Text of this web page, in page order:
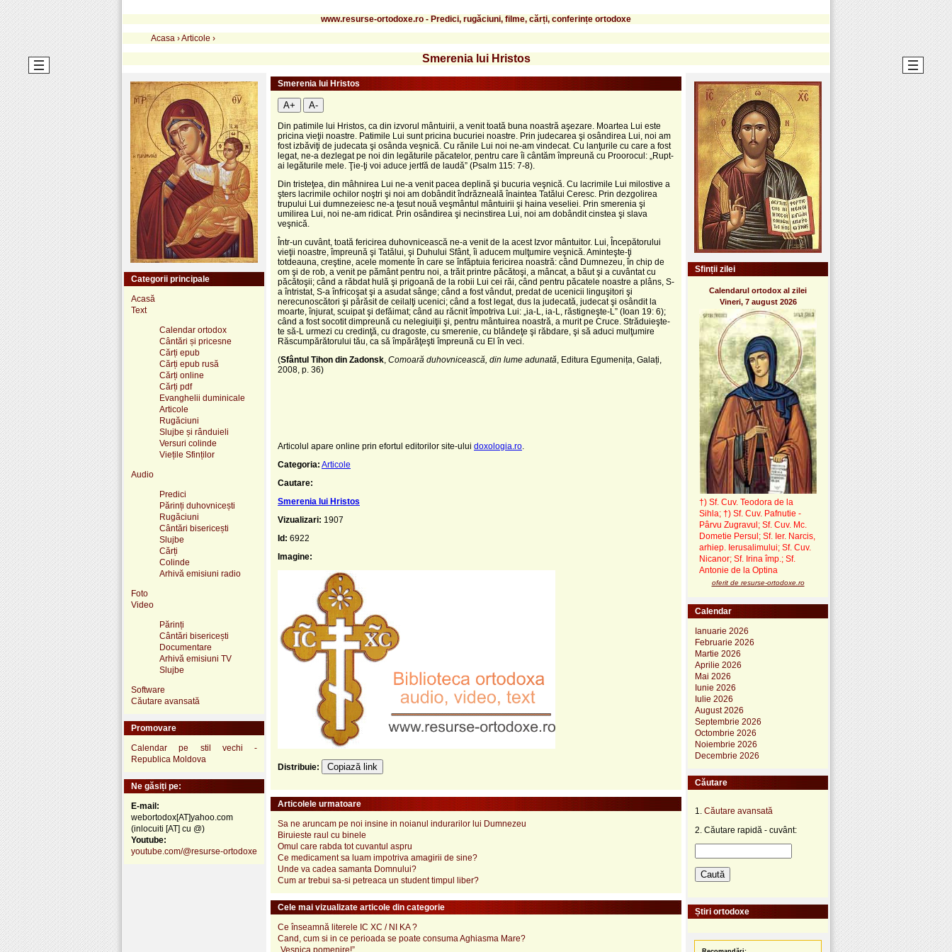
www.resurse-ortodoxe.ro - Predici, rugăciuni, filme, cărți, conferințe ortodoxe
Acasa ›Articole ›
Smerenia lui Hristos
Smerenia lui Hristos
A+ A-
Din patimile lui Hristos, ca din izvorul mântuirii, a venit toată buna noastră aşezare. Moartea Lui este
pricina vieţii noastre. Patimile Lui sunt pricina bucuriei noastre. Prin judecarea şi osândirea Lui, noi am
fost izbăviţi de judecata şi osânda veşnică. Cu rănile Lui noi ne-am vindecat. Cu lanţurile cu care a fost
legat, ne-a dezlegat pe noi din legăturile păcatelor, pentru care îi cântăm împreună cu Proorocul: „Rupt-
ai legăturile mele. Ţie-ţi voi aduce jertfă de laudă” (Psalm 115: 7-8).
Din tristeţea, din mâhnirea Lui ne-a venit pacea deplină şi bucuria veşnică. Cu lacrimile Lui milostive a
şters lacrimile ochilor noştri şi noi am dobândit îndrăzneală înaintea Tatălui Ceresc. Prin dezgolirea
trupului Lui dumnezeiesc ne-a ţesut nouă veşmântul mântuirii şi haina veseliei. Prin smerenia şi
umilirea Lui, noi ne-am ridicat. Prin osândirea şi necinstirea Lui, noi am dobândit cinstea şi slava
veşnică.
Într-un cuvânt, toată fericirea duhovnicească ne-a venit de la acest Izvor mântuitor. Lui, Începătorului
vieţii noastre, împreună şi Tatălui, şi Duhului Sfânt, îi aducem mulţumire veşnică. Aminteşte-ţi
totdeauna, creştine, acele momente în care se înfăptuia fericirea noastră: când Dumnezeu, în chip de
om şi de rob, a venit pe pământ pentru noi, a trăit printre păcătoşi, a mâncat, a băut şi a cuvântat cu
păcătoşii; când a răbdat hulă şi prigoană de la robii Lui cei răi, când pentru păcatele noastre a plâns, S-
a întristat, S-a înfricoşat şi a asudat sânge; când a fost vândut, predat de ucenicii linguşitori şi
nerecunoscători şi părăsit de ceilalţi ucenici; când a fost legat, dus la judecată, judecat şi osândit la
moarte, înjurat, scuipat şi defăimat; când au răcnit împotriva Lui: „ia-L, ia-L, răstigneşte-L” (Ioan 19: 6);
când a fost socotit dimpreună cu nelegiuiţii şi, pentru mântuirea noastră, a murit pe Cruce. Străduieşte-
te să-L urmezi cu credinţă, cu dragoste, cu smerenie, cu blândeţe şi răbdare, şi să aduci mulţumire
Răscumpărătorului tău, ca să împărăţeşti împreună cu El în veci.
(Sfântul Tihon din Zadonsk Comoară duhovnicească, din lume adunată , Editura Egumenița, Galați,
2008, p. 36)
Articolul apare online prin efortul editorilor site-ului doxologia.ro
Categoria: Articole
Cautare:
Smerenia lui Hristos
Vizualizari: 1907
Id: 6922
Imagine:
Distribuie: Copiază link
Articolele urmatoare
Sa ne aruncam pe noi insine in noianul indurarilor lui Dumnezeu
Biruieste raul cu binele
Omul care rabda tot cuvantul aspru
Ce medicament sa luam impotriva amagirii de sine?
Unde va cadea samanta Domnului?
Cum ar trebui sa-si petreaca un student timpul liber?
Cele mai vizualizate articole din categorie
Ce înseamnă literele IC XC / NI KA ?
Cand, cum si in ce perioada se poate consuma Aghiasma Mare?
„Vesnica pomenire!”
Categorii principale
Acasă
Text
Calendar ortodox
Cântări și pricesne
Cărți epub
Cărți epub rusă
Cărți online
Cărți pdf
Evanghelii duminicale
Articole
Rugăciuni
Slujbe și rânduieli
Versuri colinde
Viețile Sfinților
Audio
Predici
Părinți duhovnicești
Rugăciuni
Cântări bisericești
Slujbe
Cărți
Colinde
Arhivă emisiuni radio
Foto
Video
Părinți
Cântări bisericești
Documentare
Arhivă emisiuni TV
Slujbe
Software
Căutare avansată
Promovare
Calendar pe stil vechi -
Republica Moldova
Ne găsiți pe:
E-mail:
webortodox[AT]yahoo.com
(inlocuiti [AT] cu @)
Youtube:
youtube.com/@resurse-ortodoxe
Sfinții zilei
Calendarul ortodox al zilei
Vineri, 7 august 2026
†) Sf. Cuv. Teodora de la
Sihla; †) Sf. Cuv. Pafnutie -
Pârvu Zugravul ; Sf. Cuv. Mc.
Dometie Persul; Sf. Ier. Narcis,
arhiep. Ierusalimului; Sf. Cuv.
Nicanor; Sf. Irina împ.; Sf.
Antonie de la Optina
oferit de resurse-ortodoxe.ro
Calendar
Ianuarie 2026
Februarie 2026
Martie 2026
Aprilie 2026
Mai 2026
Iunie 2026
Iulie 2026
August 2026
Septembrie 2026
Octombrie 2026
Noiembrie 2026
Decembrie 2026
Căutare
1. Căutare avansată
2. Căutare rapidă - cuvânt:
Știri ortodoxe